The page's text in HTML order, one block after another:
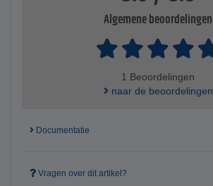
Algemene beoordelingen
1 Beoordelingen
naar de beoordelingen
Documentatie
Vragen over dit artikel?